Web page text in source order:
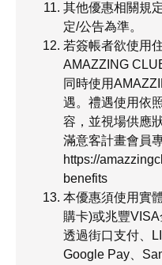
其他優惠相關規
定/公告為準。
若簽帳者欲使用
AMAZZING
同時使用
遇。禮遇使用依
容，並視場供應
滿意客計畫會員
https://
benefits
本優惠須使用實
購卡)或兆豐
透過街口支付、
Google Pay、